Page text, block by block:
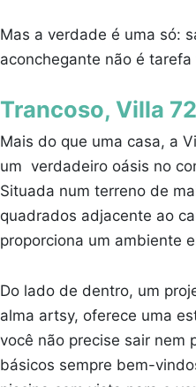
Mas a verdade é uma só:
aconchegante não é tarefa
Trancoso, Villa 72
Mais do que uma casa, a
um verdadeiro oásis no
Situada num terreno de
quadrados adjacente ao
proporciona um ambiente
Do lado de dentro, um
alma artsy, oferece uma
você não precise sair nem
básicos sempre bem-